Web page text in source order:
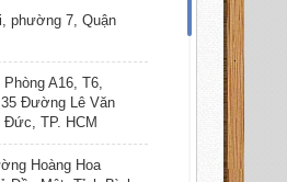
phường 7, Quận
Phòng A16, T6,
Đường Lê Văn
Đức, TP. HCM
Hoàng Hoa